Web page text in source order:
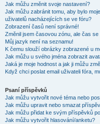
Jak můžu změnit svoje nastavení?
Jak můžu zabránit tomu, aby bylo
uživatelů nacházejících se ve fóru?
Zobrazení časů není správné!
Změnil jsem časovou zónu, ale čas
Můj jazyk není na seznamu!
K čemu slouží obrázky zobrazené u
Jak můžu u svého jména zobrazit
Jaká je moje hodnost a jak ji můžu
Když chci poslat email uživateli fóra,
Psaní příspěvků
Jak můžu vytvořit nové téma nebo
Jak můžu upravit nebo smazat
Jak můžu přidat ke svým příspěvků
Jak můžu vytvořit hlasování/anketu?